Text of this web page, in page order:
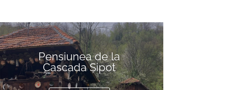
Pensiunea de la
Cascada Șipot